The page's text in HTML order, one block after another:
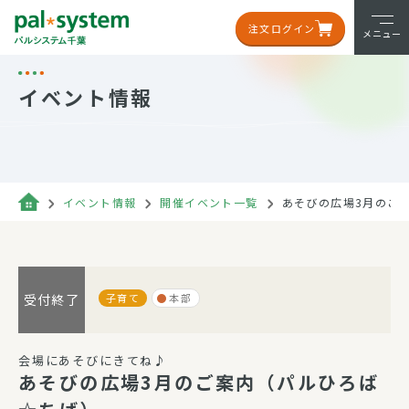
注文ログイン メニュー
イベント情報
イベント情報 開催イベント一覧 あそびの広場3月の
受付終了 子育て 本部
会場にあそびにきてね♪
あそびの広場3月のご案内（パルひろば